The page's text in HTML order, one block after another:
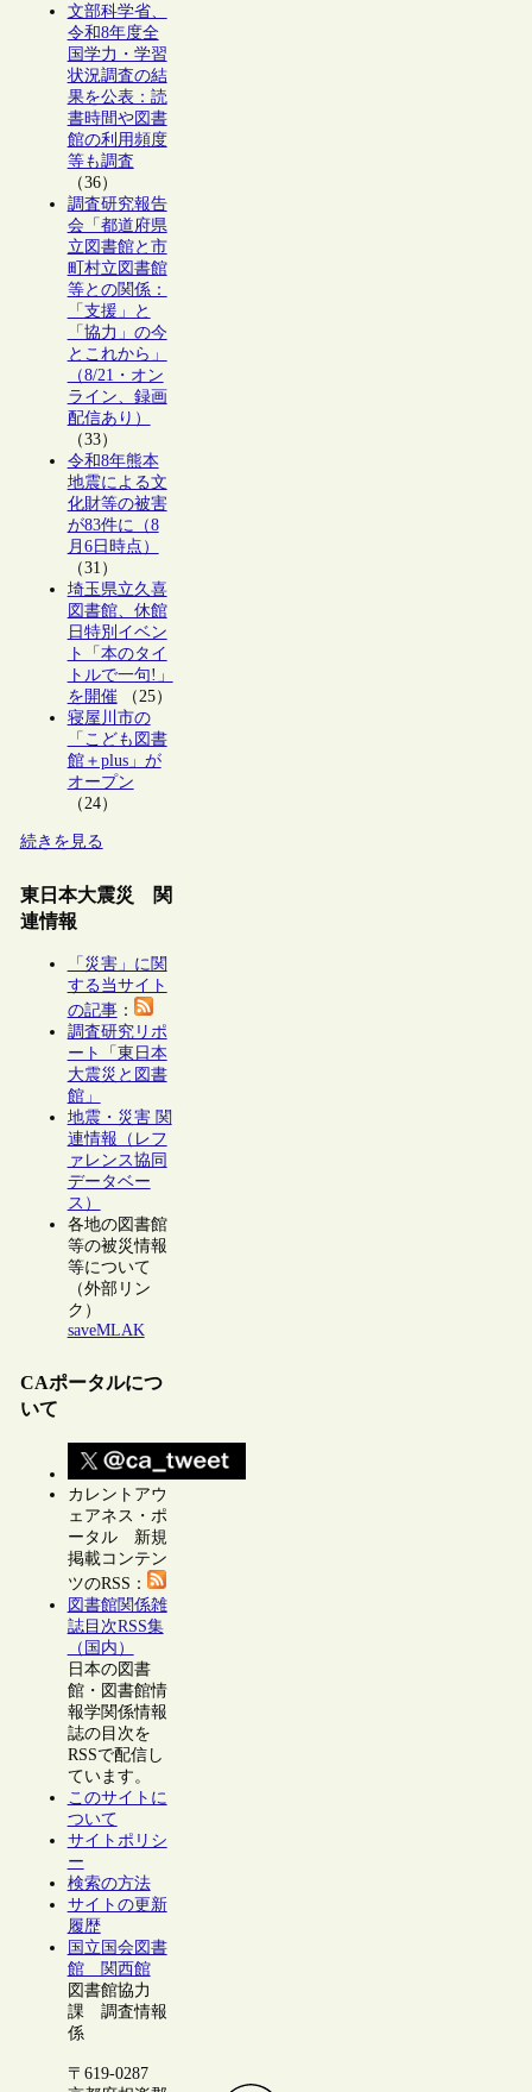
文部科学省、
令和8年度全
国学力・学習
状況調査の結
果を公表：読
書時間や図書
館の利用頻度
等も調査
（36）
調査研究報告
会「都道府県
立図書館と市
町村立図書館
等との関係：
「支援」と
「協力」の今
とこれから」
（8/21・オン
ライン、録画
配信あり）
（33）
令和8年熊本
地震による文
化財等の被害
が83件に（8
月6日時点）
（31）
埼玉県立久喜
図書館、休館
日特別イベン
ト「本のタイ
トルで一句!」
を開催（25）
寝屋川市の
「こども図書
館＋plus」が
オープン
（24）
続きを見る
東日本大震災 関
連情報
「災害」に関
する当サイト
の記事：
調査研究リポ
ート「東日本
大震災と図書
館」
地震・災害 関
連情報（レフ
ァレンス協同
データベー
ス）
各地の図書館
等の被災情報
等について
（外部リン
ク）
saveMLAK
CAポータルにつ
いて
カレントアウ
ェアネス・ポ
ータル 新規
掲載コンテン
ツのRSS：
図書館関係雑
誌目次RSS集
（国内）
日本の図書
館・図書館情
報学関係情報
誌の目次を
RSSで配信し
ています。
このサイトに
ついて
サイトポリシ
ー
検索の方法
サイトの更新
履歴
国立国会図書
館 関西館
図書館協力
課 調査情報
係
〒619-0287